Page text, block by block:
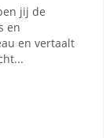
jij de
en
en vertaalt